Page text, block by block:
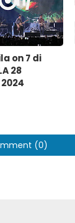
on 7 di
28
(0)